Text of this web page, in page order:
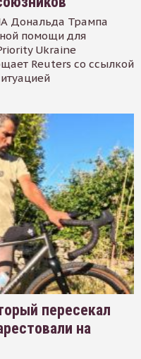
Дональда Трампа
помощи для
Ukraine
Reuters со ссылкой
пересекал
на